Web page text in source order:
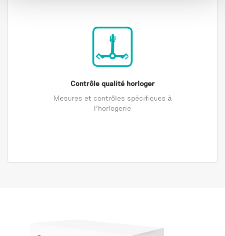
Contrôle qualité horloger
Mesures et contrôles spécifiques à
l’horlogerie